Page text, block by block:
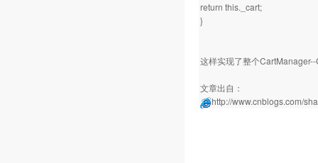
return this._cart;
}
这样实现了整个
文章出自：
http://www.cnblogs.com/